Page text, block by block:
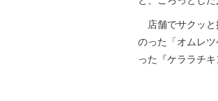
店舗でサクッと
のった「オムレ
った『ケララチ